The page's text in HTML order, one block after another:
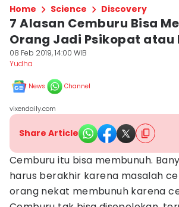
Home Science Discovery
7 Alasan Cemburu Bisa
Orang Jadi Psikopat atau
08 Feb 2019, 14:00 WIB
Yudha ‎
News Channel
vixendaily.com
Share Article
Cemburu itu bisa membunuh.
harus berakhir karena masalah
orang nekat membunuh karena